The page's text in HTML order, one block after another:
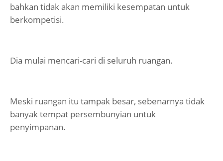
bahkan tidak akan memiliki kesempatan untuk
berkompetisi.
Dia mulai mencari-cari di seluruh ruangan.
Meski ruangan itu tampak besar, sebenarnya tidak
banyak tempat persembunyian untuk
penyimpanan.